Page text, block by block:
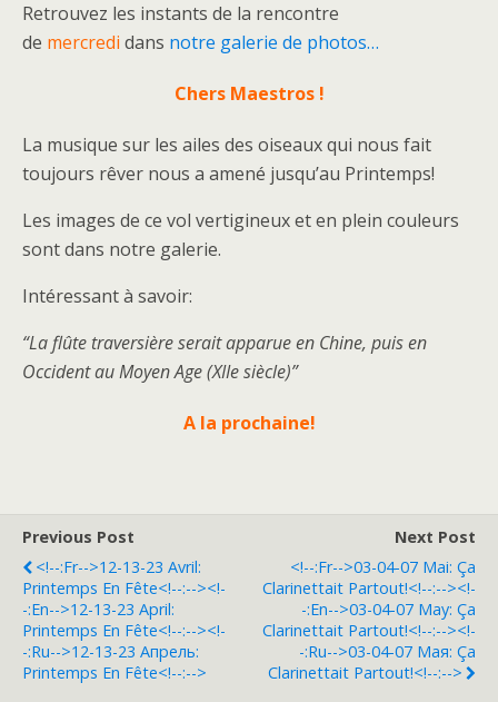
Retrouvez les instants de la rencontre
de mercredi dans notre galerie de photos…
Chers Maestros !
La musique sur les ailes des oiseaux qui nous fait
toujours rêver nous a amené jusqu’au Printemps!
Les images de ce vol vertigineux et en plein couleurs
sont dans notre galerie.
Intéressant à savoir:
“La flûte traversière serait apparue en Chine, puis en
Occident au Moyen Age (XIIe siècle)”
A la prochaine!
Previous Post
<!--:fr-->12-13-23 Avril:
Printemps En Fête<!--:--><!-
-:en-->12-13-23 April:
Printemps En Fête<!--:--><!-
-:ru-->12-13-23 Апрель:
Printemps En Fête<!--:-->
Next Post
<!--:fr-->03-04-07 Mai: Ça
Clarinettait Partout!<!--:--><!-
-:en-->03-04-07 May: Ça
Clarinettait Partout!<!--:--><!-
-:ru-->03-04-07 Мая: Ça
Clarinettait Partout!<!--:-->